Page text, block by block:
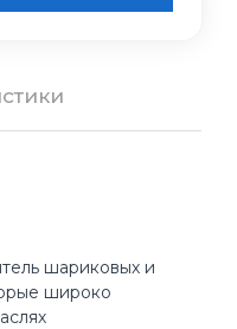
шариковых и
широко